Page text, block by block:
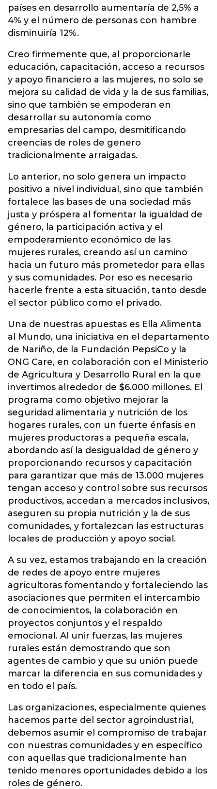
países en desarrollo aumentaría de 2,5% a
4% y el número de personas con hambre
disminuiría 12%.
Creo firmemente que, al proporcionarle
educación, capacitación, acceso a recursos
y apoyo financiero a las mujeres, no solo se
mejora su calidad de vida y la de sus familias,
sino que también se empoderan en
desarrollar su autonomía como
empresarias del campo, desmitificando
creencias de roles de genero
tradicionalmente arraigadas.
Lo anterior, no solo genera un impacto
positivo a nivel individual, sino que también
fortalece las bases de una sociedad más
justa y próspera al fomentar la igualdad de
género, la participación activa y el
empoderamiento económico de las
mujeres rurales, creando así un camino
hacia un futuro más prometedor para ellas
y sus comunidades. Por eso es necesario
hacerle frente a esta situación, tanto desde
el sector público como el privado.
Una de nuestras apuestas es Ella Alimenta
al Mundo, una iniciativa en el departamento
de Nariño, de la Fundación PepsiCo y la
ONG Care, en colaboración con el Ministerio
de Agricultura y Desarrollo Rural en la que
invertimos alrededor de $6.000 millones. El
programa como objetivo mejorar la
seguridad alimentaria y nutrición de los
hogares rurales, con un fuerte énfasis en
mujeres productoras a pequeña escala,
abordando así la desigualdad de género y
proporcionando recursos y capacitación
para garantizar que más de 13.000 mujeres
tengan acceso y control sobre sus recursos
productivos, accedan a mercados inclusivos,
aseguren su propia nutrición y la de sus
comunidades, y fortalezcan las estructuras
locales de producción y apoyo social.
A su vez, estamos trabajando en la creación
de redes de apoyo entre mujeres
agricultoras fomentando y fortaleciendo las
asociaciones que permiten el intercambio
de conocimientos, la colaboración en
proyectos conjuntos y el respaldo
emocional. Al unir fuerzas, las mujeres
rurales están demostrando que son
agentes de cambio y que su unión puede
marcar la diferencia en sus comunidades y
en todo el país.
Las organizaciones, especialmente quienes
hacemos parte del sector agroindustrial,
debemos asumir el compromiso de trabajar
con nuestras comunidades y en específico
con aquellas que tradicionalmente han
tenido menores oportunidades debido a los
roles de género.